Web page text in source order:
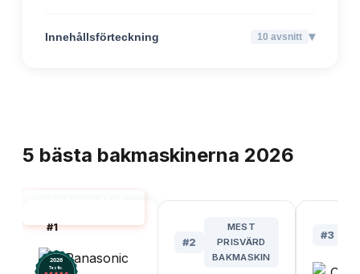
Innehållsförteckning 10 avsnitt ▾
5 bästa bakmaskinerna 2026
#1
2026
Testix.
#2
MEST
PRISVÄRD
BAKMASKIN
#3